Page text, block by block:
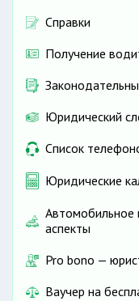
Справки
Получение
Юридический
Список
Юридические
Автомобильное
аспекты
Pro bono —
Ваучер на